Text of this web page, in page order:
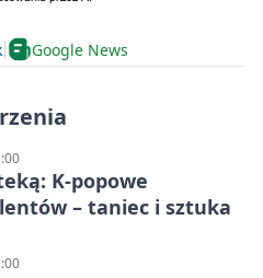
Google News
K-popowe
– taniec i sztuka